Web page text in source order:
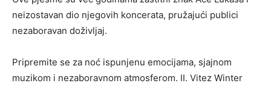
neizostavan dio njegovih koncerata, pružajući publici
nezaboravan doživljaj.
Pripremite se za noć ispunjenu emocijama, sjajnom
muzikom i nezaboravnom atmosferom. II. Vitez Winter